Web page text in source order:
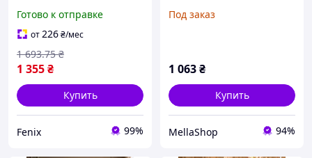
Детские сладкие подарки
Сладкий бокс для дочки,
сына, ребенка, крестника
Готово к отправке
от226₴/мес
1 355₴
1 693.75 ₴
Купить
Fenix 99%
блоку, набір дитячих
(стадіон
Под заказ
1 063₴
Купить
MellaShop 94%